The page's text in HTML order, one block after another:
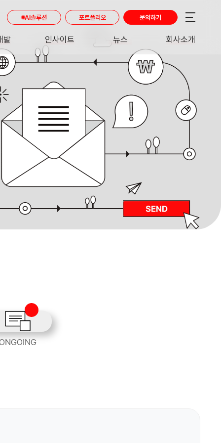
발 인사이트
INSIGHT
뉴스
NEWS
회사소개
AI솔루션 포트폴리오 문의하기